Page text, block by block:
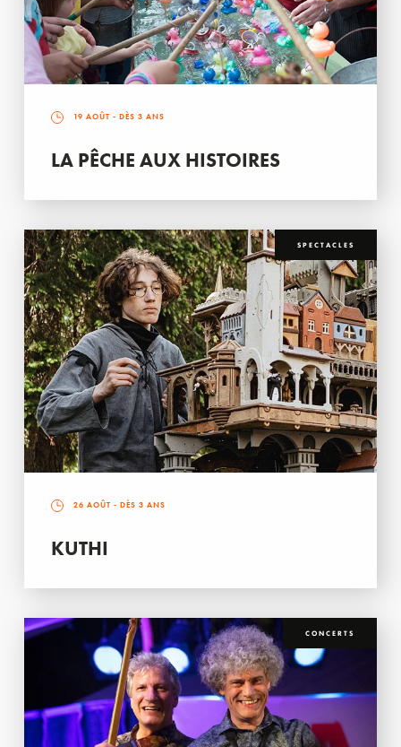
19 AOÛT - DÈS 3 ANS
LA PÊCHE AUX HISTOIRES
SPECTACLES
26 AOÛT - DÈS 3 ANS
KUTHI
CONCERTS